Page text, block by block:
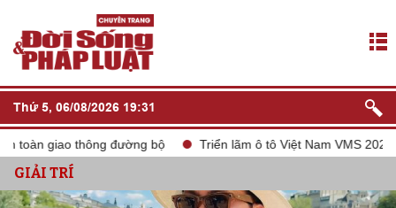
Thứ 5, 06/08/2026 19:31
thông đường bộ Triển lãm ô tô Việt Nam VMS 2024
GIẢI TRÍ